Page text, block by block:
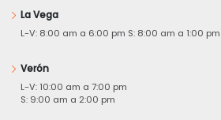
La Vega
L-V: 8:00 am a 6:00 pm S: 8:00 am a 1:00 pm
Verón
L-V: 10:00 am a 7:00 pm
S: 9:00 am a 2:00 pm